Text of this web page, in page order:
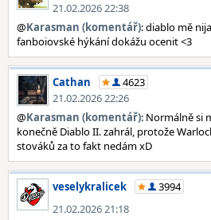
21.02.2026 22:38
@Karasman (komentář): diablo mě
fanboiovské hýkání dokážu ocenit <3
Cathan
4623
21.02.2026 22:26
@Karasman (komentář): Normálně si
konečně Diablo II. zahrál, protože
stováků za to fakt nedám xD
veselykralicek
3994
21.02.2026 21:18